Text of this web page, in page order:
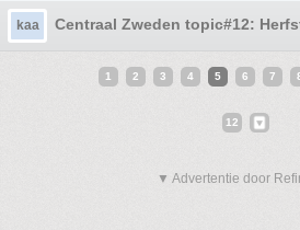
kaa Centraal Zweden topic#12:
1 2 3 4 5 6 7
12
▼ Advertentie door